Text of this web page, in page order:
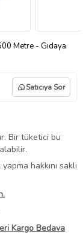
Metre - Gıdaya
Satıcıya Sor
Bir tüketici bu
hakkını saklı
Kargo Bedava